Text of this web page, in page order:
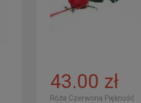
43.00 zł
Róża Czerwona Piękność